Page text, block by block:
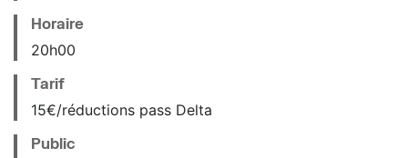
Horaire
20h00
Tarif
15€/réductions pass Delta
Public